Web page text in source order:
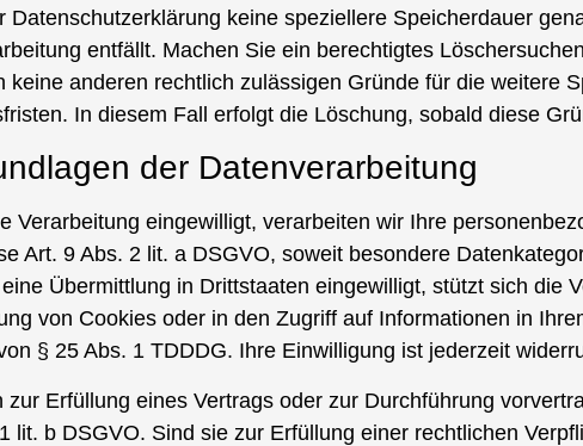
Datenschutzerklärung keine speziellere Speicherdauer
entfällt. Machen Sie ein berechtigtes
keine anderen rechtlich zulässigen Gründe für die weitere
In diesem Fall erfolgt die Löschung, sobald diese
der Datenverarbeitung
Verarbeitung eingewilligt, verarbeiten wir Ihre
Art. 9 Abs. 2 lit. a DSGVO, soweit besondere
Übermittlung in Drittstaaten eingewilligt, stützt sich die
von Cookies oder in den Zugriff auf Informationen in
§ 25 Abs. 1 TDDDG. Ihre Einwilligung ist jederzeit
zur Erfüllung eines Vertrags oder zur Durchführung
lit. b DSGVO. Sind sie zur Erfüllung einer rechtlichen